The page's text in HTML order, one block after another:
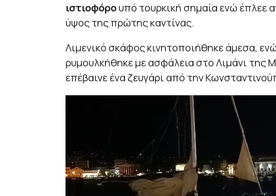
ιστιοφόρουπό τουρκική σημαία ενώ έπλεε
ύψος της πρώτης καντίνας.
Λιμενικό σκάφος κινητοποιήθηκε άμεσα,
ρυμουλκήθηκε με ασφάλεια στο Λιμάνι της
επέβαινε ένα ζευγάρι από την